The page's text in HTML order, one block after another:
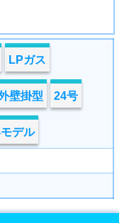
LPガス
壁掛型 24号
デル